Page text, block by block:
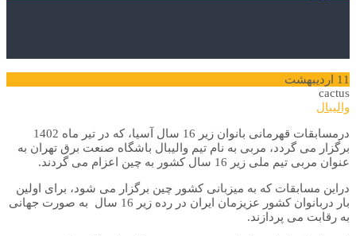
11 اردیبهشت
cactus
والیبال
درمسابقات قهرمانی بانوان زیر 16 سال آسیا، که در تیر ماه 1402
برگزار می گردد، مربی به نام تیم والیبال باشگاه صنعت برق تهران به
عنوان مربی تیم ملی زیر 16 سال کشور به چین اعزام می گردند.
دراین مسابقات که به میزبانی کشور چین برگزار می شود، برای اولین
بار دربانوان کشور عزیزمان ایران در رده زیر 16 سال به صورت جهانی
به رقابت می پردازند.